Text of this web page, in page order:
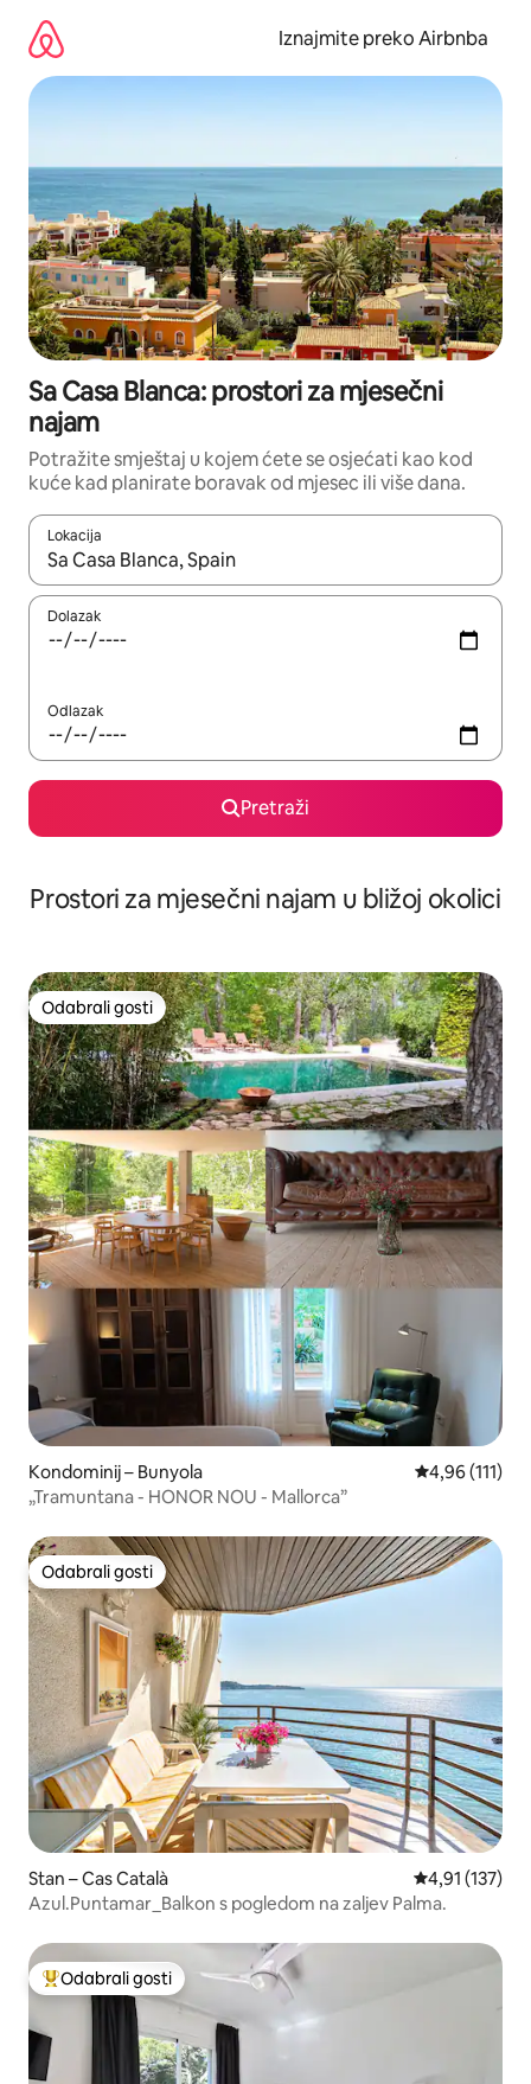
sadržaj
Iznajmite preko Airbnba
Sa Casa Blanca: prostori za mjesečni
najam
Potražite smještaj u kojem ćete se osjećati kao kod
kuće kad planirate boravak od mjesec ili više dana.
Lokacija
Kada budu dostupni rezultati, moći ćete ih pregledati
Dolazak
Odlazak
Pretraži
Prostori za mjesečni najam u bližoj okolici
Odabrali gosti
Odabrali gosti
Kondominij – Bunyola Prosječna
4,96 (111)
„Tramuntana - HONOR NOU - Mallorca”
Odabrali gosti
Odabrali gosti
Stan – Cas Català Prosječna
4,91 (137)
Azul.Puntamar_Balkon s pogledom na zaljev Palma.
Među najviše rangiranima s oznakom „Odabrali gosti”
Odabrali gosti